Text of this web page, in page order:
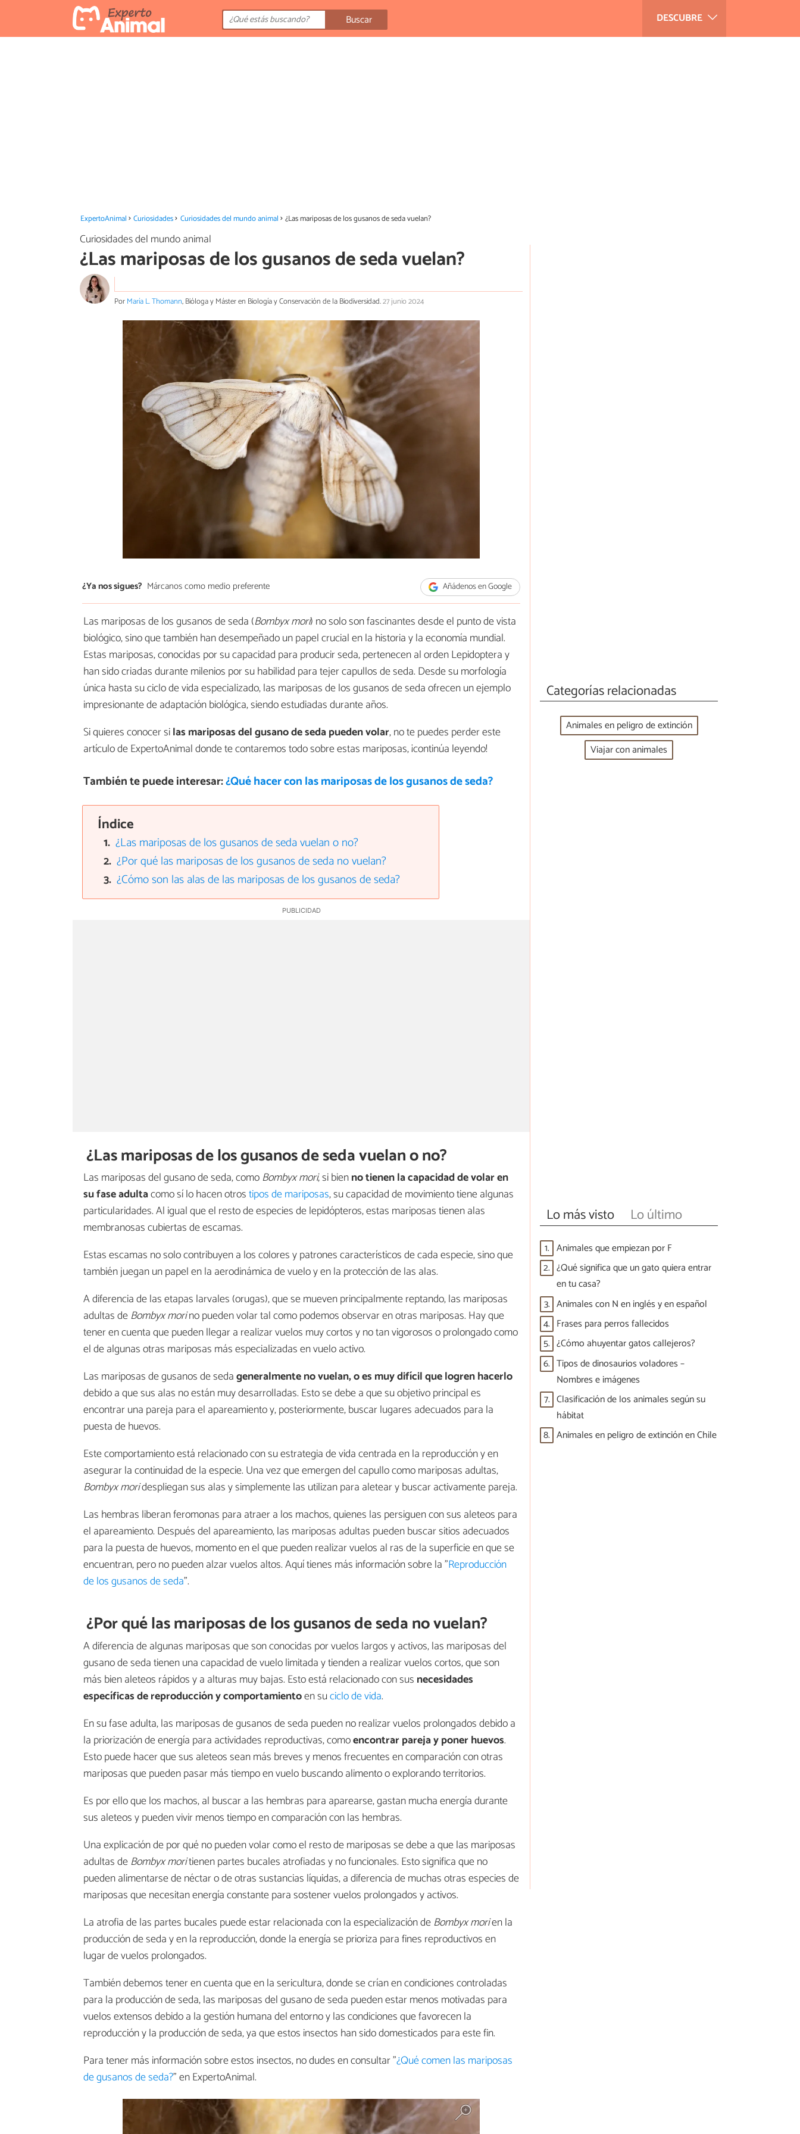
DESCUBRE
Buscar
ExpertoAnimal Curiosidades Curiosidades del mundo animal ¿Las mariposas de los gusanos de seda vuelan?
Curiosidades del mundo animal
¿Las mariposas de los gusanos de seda vuelan?
PorMaría L. Thomann, Bióloga y Máster en Biología y Conservación de la Biodiversidad.27 junio 2024
¿Ya nos sigues? Márcanos como medio preferente Añádenos en Google
Las mariposas de los gusanos de seda (Bombyx mori) no solo son fascinantes desde el punto de vista
biológico, sino que también han desempeñado un papel crucial en la historia y la economía mundial.
Estas mariposas, conocidas por su capacidad para producir seda, pertenecen al orden Lepidoptera y
han sido criadas durante milenios por su habilidad para tejer capullos de seda. Desde su morfología
única hasta su ciclo de vida especializado, las mariposas de los gusanos de seda ofrecen un ejemplo
impresionante de adaptación biológica, siendo estudiadas durante años.
Si quieres conocer silas mariposas del gusano de seda pueden volar, no te puedes perder este
artículo de ExpertoAnimal donde te contaremos todo sobre estas mariposas, ¡continúa leyendo!
También te puede interesar:¿Qué hacer con las mariposas de los gusanos de seda?
Índice
¿Las mariposas de los gusanos de seda vuelan o no?
¿Por qué las mariposas de los gusanos de seda no vuelan?
¿Cómo son las alas de las mariposas de los gusanos de seda?
¿Las mariposas de los gusanos de seda vuelan o no?
Las mariposas del gusano de seda, comoBombyx mori, si bienno tienen la capacidad de volar en
su fase adultacomo sí lo hacen otrostipos de mariposas, su capacidad de movimiento tiene algunas
particularidades. Al igual que el resto de especies de lepidópteros, estas mariposas tienen alas
membranosas cubiertas de escamas.
Estas escamas no solo contribuyen a los colores y patrones característicos de cada especie, sino que
también juegan un papel en la aerodinámica de vuelo y en la protección de las alas.
A diferencia de las etapas larvales (orugas), que se mueven principalmente reptando, las mariposas
adultas deBombyx morino pueden volar tal como podemos observar en otras mariposas. Hay que
tener en cuenta que pueden llegar a realizar vuelos muy cortos y no tan vigorosos o prolongado como
el de algunas otras mariposas más especializadas en vuelo activo.
Las mariposas de gusanos de sedageneralmente no vuelan, o es muy difícil que logren hacerlo
debido a que sus alas no están muy desarrolladas. Esto se debe a que su objetivo principal es
encontrar una pareja para el apareamiento y, posteriormente, buscar lugares adecuados para la
puesta de huevos.
Este comportamiento está relacionado con su estrategia de vida centrada en la reproducción y en
asegurar la continuidad de la especie. Una vez que emergen del capullo como mariposas adultas,
Bombyx moridespliegan sus alas y simplemente las utilizan para aletear y buscar activamente pareja.
Las hembras liberan feromonas para atraer a los machos, quienes las persiguen con sus aleteos para
el apareamiento. Después del apareamiento, las mariposas adultas pueden buscar sitios adecuados
para la puesta de huevos, momento en el que pueden realizar vuelos al ras de la superficie en que se
encuentran, pero no pueden alzar vuelos altos. Aquí tienes más información sobre la "Reproducción
de los gusanos de seda".
¿Por qué las mariposas de los gusanos de seda no vuelan?
A diferencia de algunas mariposas que son conocidas por vuelos largos y activos, las mariposas del
gusano de seda tienen una capacidad de vuelo limitada y tienden a realizar vuelos cortos, que son
más bien aleteos rápidos y a alturas muy bajas. Esto está relacionado con sus necesidades
específicas de reproducción y comportamientoen suciclo de vida.
En su fase adulta, las mariposas de gusanos de seda pueden no realizar vuelos prolongados debido a
la priorización de energía para actividades reproductivas, comoencontrar pareja y poner huevos.
Esto puede hacer que sus aleteos sean más breves y menos frecuentes en comparación con otras
mariposas que pueden pasar más tiempo en vuelo buscando alimento o explorando territorios.
Es por ello que los machos, al buscar a las hembras para aparearse, gastan mucha energía durante
sus aleteos y pueden vivir menos tiempo en comparación con las hembras.
Una explicación de por qué no pueden volar como el resto de mariposas se debe a que las mariposas
adultas deBombyx moritienen partes bucales atrofiadas y no funcionales. Esto significa que no
pueden alimentarse de néctar o de otras sustancias líquidas, a diferencia de muchas otras especies de
mariposas que necesitan energía constante para sostener vuelos prolongados y activos.
La atrofia de las partes bucales puede estar relacionada con la especialización deBombyx morien la
producción de seda y en la reproducción, donde la energía se prioriza para fines reproductivos en
lugar de vuelos prolongados.
También debemos tener en cuenta que en la sericultura, donde se crían en condiciones controladas
para la producción de seda, las mariposas del gusano de seda pueden estar menos motivadas para
vuelos extensos debido a la gestión humana del entorno y las condiciones que favorecen la
reproducción y la producción de seda, ya que estos insectos han sido domesticados para este fin.
Para tener más información sobre estos insectos, no dudes en consultar "¿Qué comen las mariposas
de gusanos de seda?" en ExpertoAnimal.
Categorías relacionadas
Animales en peligro de extinción
Viajar con animales
Lo más visto Lo último
1. Animales que empiezan por F
2. ¿Qué significa que un gato quiera entrar
en tu casa?
3. Animales con N en inglés y en español
4. Frases para perros fallecidos
5. ¿Cómo ahuyentar gatos callejeros?
6. Tipos de dinosaurios voladores –
Nombres e imágenes
7. Clasificación de los animales según su
hábitat
8. Animales en peligro de extinción en Chile